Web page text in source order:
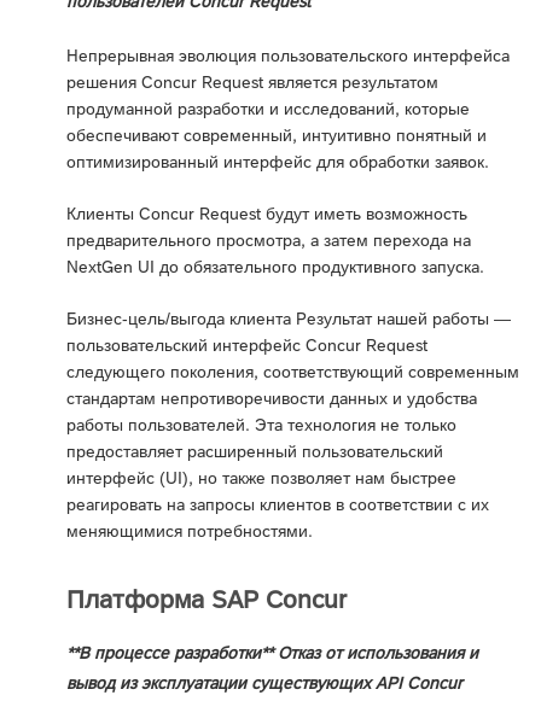
Непрерывная эволюция пользовательского интерфейса
решения Concur Request является результатом
продуманной разработки и исследований, которые
обеспечивают современный, интуитивно понятный и
оптимизированный интерфейс для обработки заявок.
Клиенты Concur Request будут иметь возможность
предварительного просмотра, а затем перехода на
NextGen UI до обязательного продуктивного запуска.
Бизнес-цель/выгода клиента Результат нашей работы —
пользовательский интерфейс Concur Request
следующего поколения, соответствующий современным
стандартам непротиворечивости данных и удобства
работы пользователей. Эта технология не только
предоставляет расширенный пользовательский
интерфейс (UI), но также позволяет нам быстрее
реагировать на запросы клиентов в соответствии с их
меняющимися потребностями.
Платформа SAP Concur
**В процессе разработки** Отказ от использования и
вывод из эксплуатации существующих API Concur